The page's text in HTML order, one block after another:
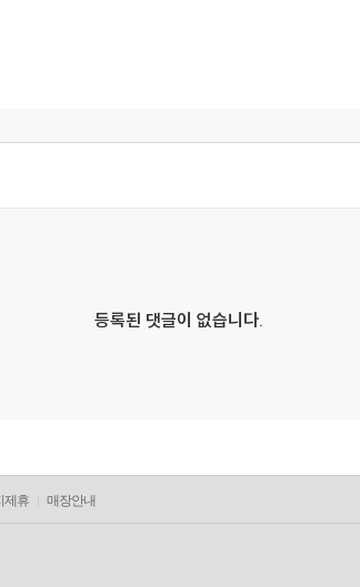
등록된 댓글이 없습니다.
제휴 매장안내